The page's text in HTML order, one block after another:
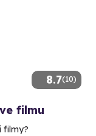
8.7(10)
filmu
filmy?